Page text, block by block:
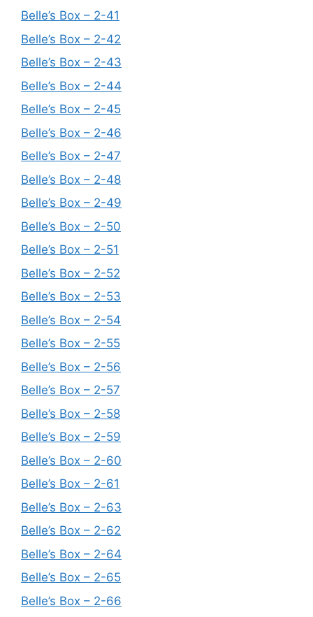
Belle’s Box – 2-41
Belle’s Box – 2-42
Belle’s Box – 2-43
Belle’s Box – 2-44
Belle’s Box – 2-45
Belle’s Box – 2-46
Belle’s Box – 2-47
Belle’s Box – 2-48
Belle’s Box – 2-49
Belle’s Box – 2-50
Belle’s Box – 2-51
Belle’s Box – 2-52
Belle’s Box – 2-53
Belle’s Box – 2-54
Belle’s Box – 2-55
Belle’s Box – 2-56
Belle’s Box – 2-57
Belle’s Box – 2-58
Belle’s Box – 2-59
Belle’s Box – 2-60
Belle’s Box – 2-61
Belle’s Box – 2-63
Belle’s Box – 2-62
Belle’s Box – 2-64
Belle’s Box – 2-65
Belle’s Box – 2-66